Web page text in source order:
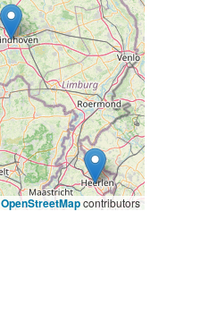
OpenStreetMapcontributors